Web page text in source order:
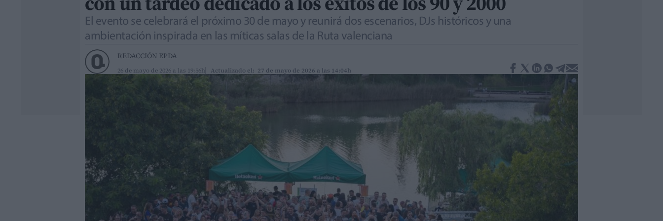
El evento se celebrará el próximo 30 de mayo y reunirá dos escenarios, DJs históricos y una
ambientación inspirada en las míticas salas de la Ruta valenciana
REDACCIÓN EPDA
26 de mayo de 2026 a las 19:56h Actualizado el: 27 de mayo de 2026 a las 14:04h